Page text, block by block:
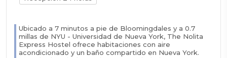
Ubicado a 7 minutos a pie de Bloomingdales y a 0.7
millas de NYU - Universidad de Nueva York, The Nolita
Express Hostel ofrece habitaciones con aire
acondicionado y un baño compartido en Nueva York.